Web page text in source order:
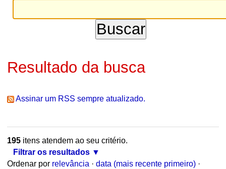
Resultado da busca
Assinar um RSS sempre atualizado.
195itens atendem ao seu critério.
Filtrar os resultados
Ordenar por relevância · data (mais recente primeiro) ·